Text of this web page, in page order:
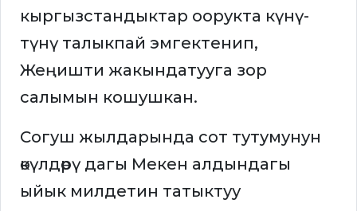
кыргызстандыктар оорукта күнү-
түнү талыкпай эмгектенип,
Жеңишти жакындатууга зор
салымын кошушкан.
Согуш жылдарында сот тутумунун
өкүлдөрү дагы Мекен алдындагы
ыйык милдетин татыктуу